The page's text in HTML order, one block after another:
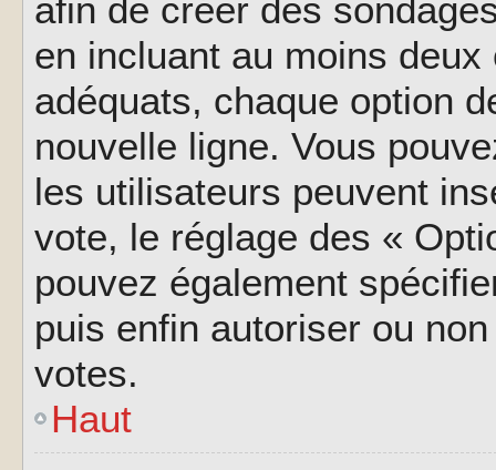
afin de créer des
en incluant au moins
adéquats, chaque option
nouvelle ligne. Vous
les utilisateurs peuvent
vote, le réglage des «
pouvez également
puis enfin autoriser ou
votes.
Haut